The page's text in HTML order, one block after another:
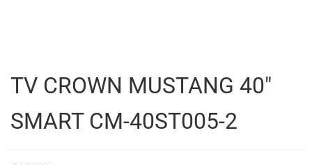
TV CROWN MUSTANG 40″
SMART CM-40ST005-2